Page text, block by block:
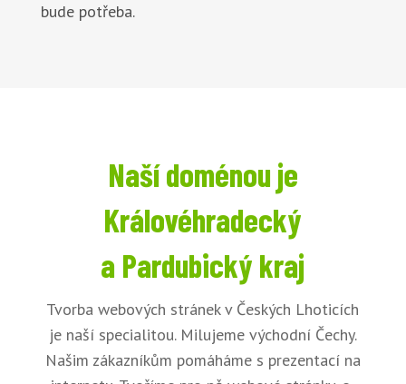
bude potřeba.
Naší doménou je
Královéhradecký
a Pardubický kraj
Tvorba webových stránek v Českých Lhoticích
je naší specialitou. Milujeme východní Čechy.
Našim zákazníkům pomáháme s prezentací na